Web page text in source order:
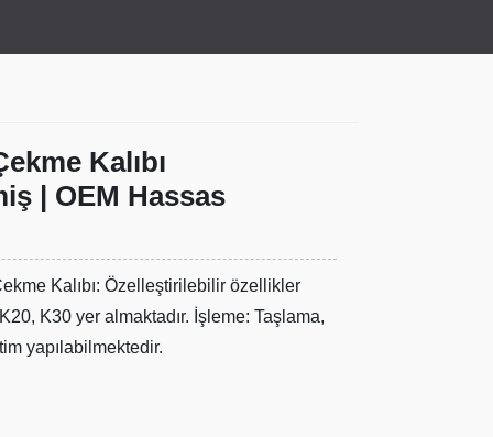
Kalıbı
| OEM Hassas
Kalıbı: Özelleştirilebilir özellikler
K30 yer almaktadır. İşleme: Taşlama,
yapılabilmektedir.